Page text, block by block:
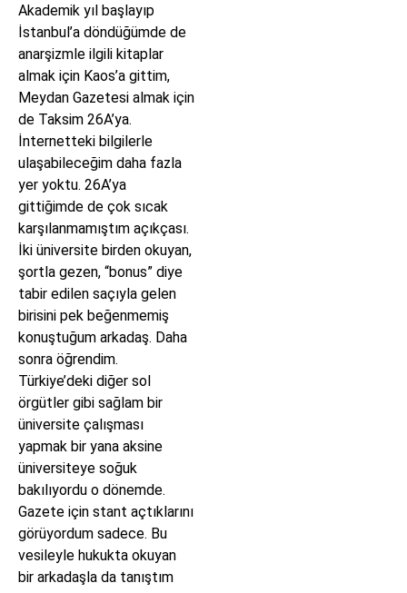
Akademik yıl başlayıp
İstanbul’a döndüğümde de
anarşizmle ilgili kitaplar
almak için Kaos’a gittim,
Meydan Gazetesi almak için
de Taksim 26A’ya.
İnternetteki bilgilerle
ulaşabileceğim daha fazla
yer yoktu. 26A’ya
gittiğimde de çok sıcak
karşılanmamıştım açıkçası.
İki üniversite birden okuyan,
şortla gezen, “bonus” diye
tabir edilen saçıyla gelen
birisini pek beğenmemiş
konuştuğum arkadaş. Daha
sonra öğrendim.
Türkiye’deki diğer sol
örgütler gibi sağlam bir
üniversite çalışması
yapmak bir yana aksine
üniversiteye soğuk
bakılıyordu o dönemde.
Gazete için stant açtıklarını
görüyordum sadece. Bu
vesileyle hukukta okuyan
bir arkadaşla da tanıştım